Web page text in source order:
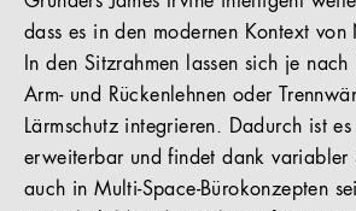
dass es in den modernen Kontext
In den Sitzrahmen lassen sich je
Arm- und Rückenlehnen oder
Lärmschutz integrieren. Dadurch ist
erweiterbar und findet dank variabler
auch in Multi-Space-Bürokonzepten